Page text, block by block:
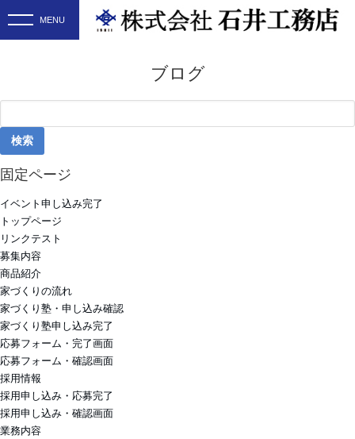
ブログ
索:
固定ページ
イベント申し込み完了
トップページ
リンクテスト
募集内容
商品紹介
家づくりの流れ
家づくり塾・申し込み確認
家づくり塾申し込み完了
応募フォーム・完了画面
応募フォーム・確認画面
採用情報
採用申し込み・応募完了
採用申し込み・確認画面
業務内容